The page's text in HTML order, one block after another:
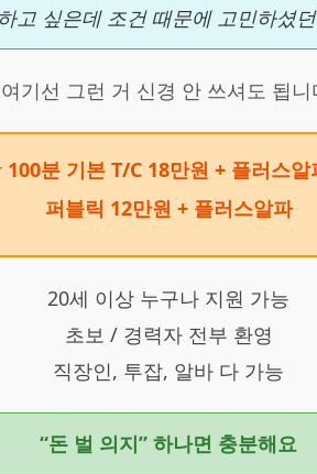
고 싶은데 조건 때문에 고민하셨
여기선 그런 거 신경 안 쓰셔도 됩니
분 기본 T/C 18만원 + 플러스
퍼블릭 12만원 + 플러스알파
20세 이상 누구나 지원 가능
초보 / 경력자 전부 환영
직장인, 투잡, 알바 다 가능
“돈 벌 의지” 하나면 충분해요